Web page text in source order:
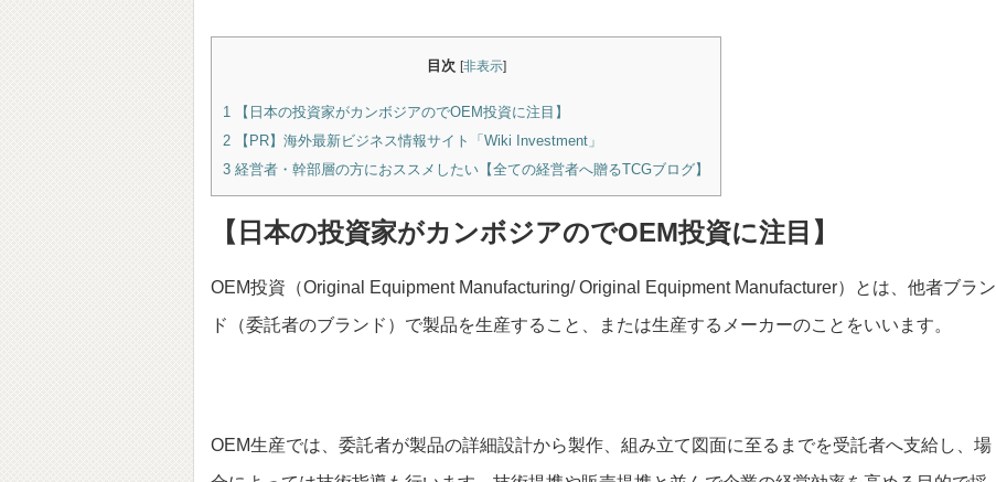
目次 [非表示]
1
【日本の投資家がカンボジアのでOEM投資に注目】
2 【PR】海外最新ビジネス情報サイト「Wiki Investment」
3 経営者・幹部層の方におススメしたい【全ての経営者へ贈るTCGブログ】
【日本の投資家がカンボジアのでOEM投資に注目】
OEM投資（Original Equipment Manufacturing/ Original Equipment Manufacturer）とは、他者ブラン
ド（委託者のブランド）で製品を生産すること、または生産するメーカーのことをいいます。
OEM生産では、委託者が製品の詳細設計から製作、組み立て図面に至るまでを受託者へ支給し、場